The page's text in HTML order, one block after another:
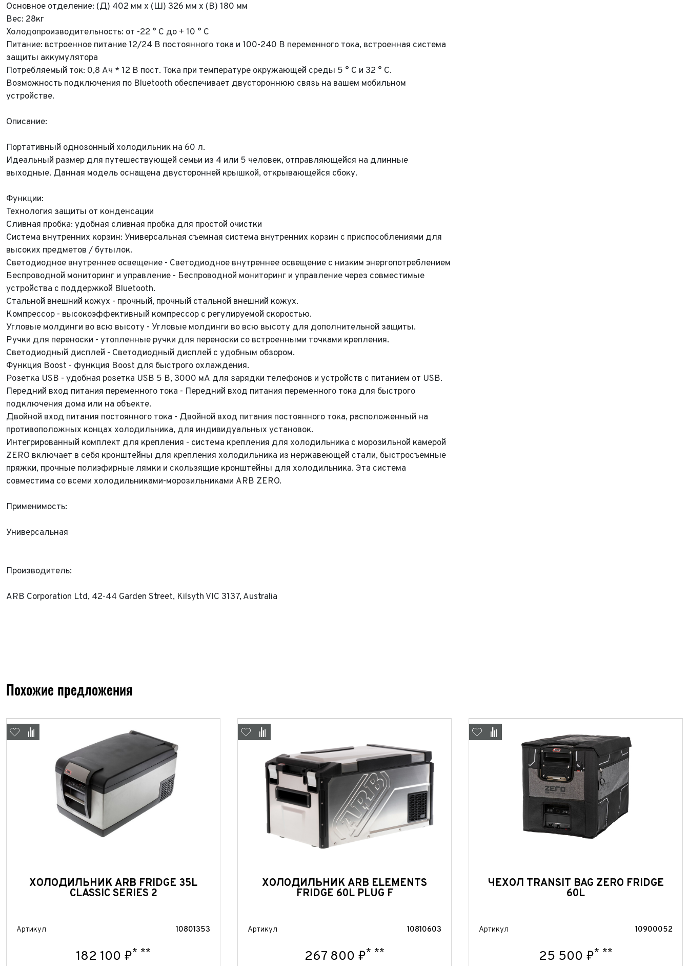
Основное отделение: (Д) 402 мм x (Ш) 326 мм x (В) 180 мм
Вес: 28кг
Холодопроизводительность: от -22 ° C до + 10 ° C
Питание: встроенное питание 12/24 В постоянного тока и 100-240 В переменного тока, встроенная система
защиты аккумулятора
Потребляемый ток: 0,8 Ач * 12 В пост. Тока при температуре окружающей среды 5 ° C и 32 ° C.
Возможность подключения по Bluetooth обеспечивает двустороннюю связь на вашем мобильном
устройстве.
Описание:
Портативный однозонный холодильник на 60 л.
Идеальный размер для путешествующей семьи из 4 или 5 человек, отправляющейся на длинные
выходные. Данная модель оснащена двусторонней крышкой, открывающейся сбоку.
Функции:
Технология защиты от конденсации
Сливная пробка: удобная сливная пробка для простой очистки
Система внутренних корзин: Универсальная съемная система внутренних корзин с приспособлениями для
высоких предметов / бутылок.
Светодиодное внутреннее освещение - Светодиодное внутреннее освещение с низким энергопотреблением
Беспроводной мониторинг и управление - Беспроводной мониторинг и управление через совместимые
устройства с поддержкой Bluetooth.
Стальной внешний кожух - прочный, прочный стальной внешний кожух.
Компрессор - высокоэффективный компрессор с регулируемой скоростью.
Угловые молдинги во всю высоту - Угловые молдинги во всю высоту для дополнительной защиты.
Ручки для переноски - утопленные ручки для переноски со встроенными точками крепления.
Светодиодный дисплей - Светодиодный дисплей с удобным обзором.
Функция Boost - функция Boost для быстрого охлаждения.
Розетка USB - удобная розетка USB 5 В, 3000 мА для зарядки телефонов и устройств с питанием от USB.
Передний вход питания переменного тока - Передний вход питания переменного тока для быстрого
подключения дома или на объекте.
Двойной вход питания постоянного тока - Двойной вход питания постоянного тока, расположенный на
противоположных концах холодильника, для индивидуальных установок.
Интегрированный комплект для крепления - система крепления для холодильника с морозильной камерой
ZERO включает в себя кронштейны для крепления холодильника из нержавеющей стали, быстросъемные
пряжки, прочные полиэфирные лямки и скользящие кронштейны для холодильника. Эта система
совместима со всеми холодильниками-морозильниками ARB ZERO.
Применимость:
Универсальная
Производитель:
ARB Corporation Ltd, 42-44 Garden Street, Kilsyth VIC 3137, Australia
Похожие предложения
ХОЛОДИЛЬНИК ARB FRIDGE 35L
CLASSIC SERIES 2
Артикул 10801353
182 100 ₽* **
ХОЛОДИЛЬНИК ARB ELEMENTS
FRIDGE 60L PLUG F
Артикул 10810603
267 800 ₽* **
ЧЕХОЛ TRANSIT BAG ZERO FRIDGE
60L
Артикул 10900052
25 500 ₽* **
Обратная связь
Телефон*
Тема сообщения
Ваш город
Выкуп авто
Телефон*
E-mail*
Ваш город*
Год выпуска*
Пробег*
ФИО*
Телефон*
Марка и Модель
Пробег
Количество владельцев